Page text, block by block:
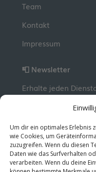
Um dir ein optimales Erlebnis
wie Cookies, um
zuzugreifen. Wenn du diesen
Daten wie das Surfverhalten
verarbeiten. Wenn du deine
Team
Kontakt
Impressum
📮 Newsletter
Erhalte jeden
kostenlos
© 2026 MentorMe.
Datenschutz
AGBs